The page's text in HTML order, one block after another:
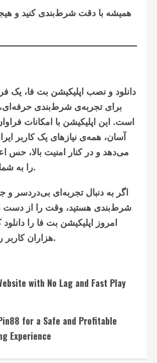
همیشه با دقت شرط‌بندی کنید و
دانلود و نصب اپلیکیشن بت فا، یک
برای تجربه‌ی شرط‌بندی
است. این اپلیکیشن با امکانات
آسان، همه‌ی نیازهای یک کاربر
می‌دهد و در کنار امنیت بالا، حس
را به شما هدیه می‌کند.
اگر به دنبال تجربه‌ای بی‌دردسر و
شرط‌بندی هستید، وقت را از دست
امروز اپلیکیشن بت فا را
هزاران کاربر راضی بپیوندید.
with No Lag and Fast Play
for a Safe and Profitable
Experience